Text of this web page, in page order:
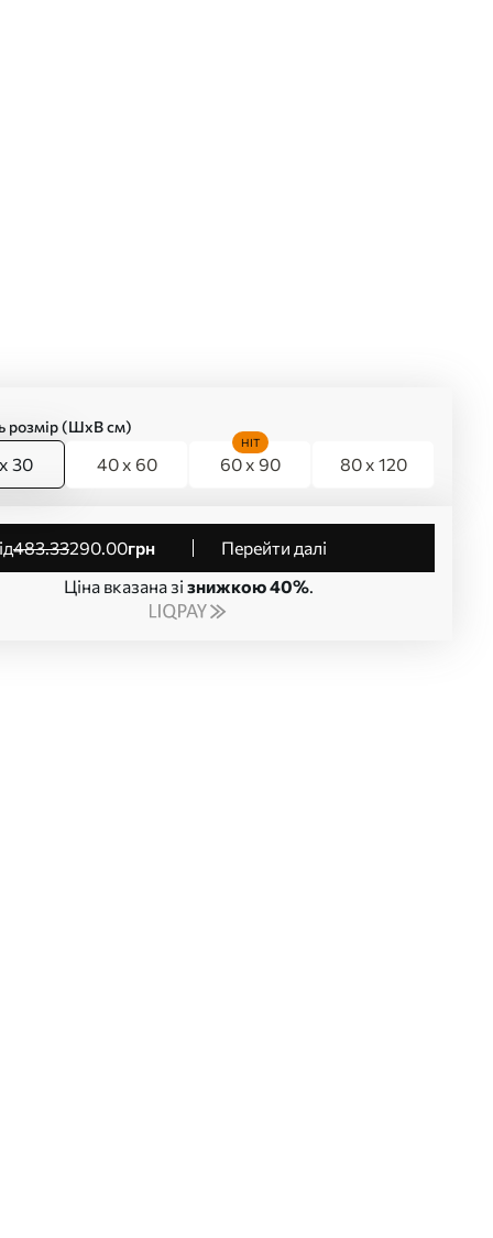
розмір (ШхВ см)
30 40 x 60 60 x 90
HIT
80 x 120
від483.33290.00грн
Перейти далі
Ціна вказана зі знижкою 40%.